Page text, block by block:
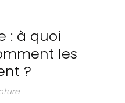
: à quoi
les
?